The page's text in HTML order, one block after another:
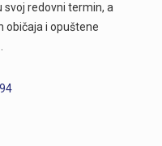
svoj redovni termin, a
običaja i opuštene